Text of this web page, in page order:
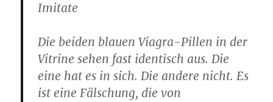
Imitate
Die beiden blauen Viagra-Pillen in der
Vitrine sehen fast identisch aus. Die
eine hat es in sich. Die andere nicht. Es
ist eine Fälschung, die von